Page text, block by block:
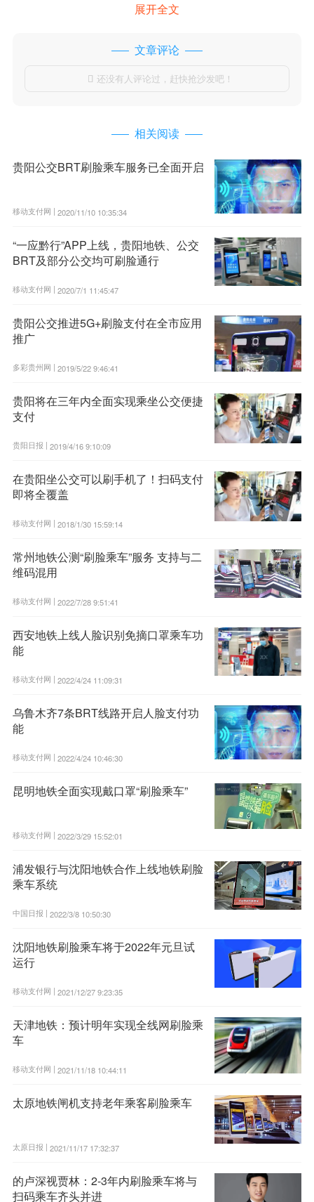
展开全文
文章评论
 还没有人评论过，赶快抢沙发吧！
相关阅读
贵阳公交BRT刷脸乘车服务已全面开启
移动支付网 | 2020/11/10 10:35:34
“一应黔行”APP上线，贵阳地铁、公交
BRT及部分公交均可刷脸通行
移动支付网 | 2020/7/1 11:45:47
贵阳公交推进5G+刷脸支付在全市应用
推广
多彩贵州网 | 2019/5/22 9:46:41
贵阳将在三年内全面实现乘坐公交便捷
支付
贵阳日报 | 2019/4/16 9:10:09
在贵阳坐公交可以刷手机了！扫码支付
即将全覆盖
移动支付网 | 2018/1/30 15:59:14
常州地铁公测“刷脸乘车”服务 支持与二
维码混用
移动支付网 | 2022/7/28 9:51:41
西安地铁上线人脸识别免摘口罩乘车功
能
移动支付网 | 2022/4/24 11:09:31
乌鲁木齐7条BRT线路开启人脸支付功
能
移动支付网 | 2022/4/24 10:46:30
昆明地铁全面实现戴口罩“刷脸乘车”
移动支付网 | 2022/3/29 15:52:01
浦发银行与沈阳地铁合作上线地铁刷脸
乘车系统
中国日报 | 2022/3/8 10:50:30
沈阳地铁刷脸乘车将于2022年元旦试
运行
移动支付网 | 2021/12/27 9:23:35
天津地铁：预计明年实现全线网刷脸乘
车
移动支付网 | 2021/11/18 10:44:11
太原地铁闸机支持老年乘客刷脸乘车
太原日报 | 2021/11/17 17:32:37
的卢深视贾林：2-3年内刷脸乘车将与
扫码乘车齐头并进